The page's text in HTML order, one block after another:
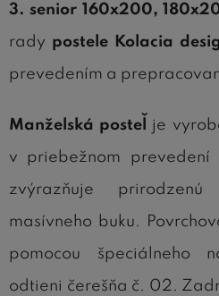
3. senior 160x200,
rady postele Kolacia
prevedením a
Manželská posteľ
je
v priebežnom
zvýrazňuje
masívneho buku.
pomocou špeciálneho
odtieni čerešňa č. 02.